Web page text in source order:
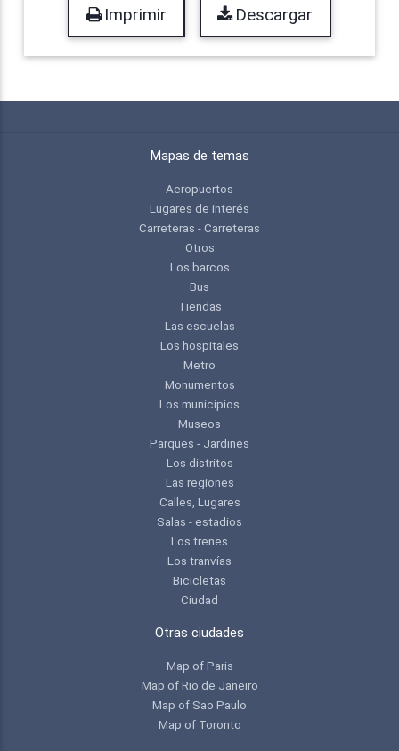
Imprimir Descargar
Mapas de temas
Aeropuertos
Lugares de interés
Carreteras - Carreteras
Otros
Los barcos
Bus
Tiendas
Las escuelas
Los hospitales
Metro
Monumentos
Los municipios
Museos
Parques - Jardines
Los distritos
Las regiones
Calles, Lugares
Salas - estadios
Los trenes
Los tranvías
Bicicletas
Ciudad
Otras ciudades
Map of Paris
Map of Rio de Janeiro
Map of Sao Paulo
Map of Toronto